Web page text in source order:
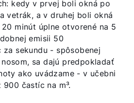
kedy v prvej boli okná po
vetrák, a v druhej boli okná
minút úplne otvorené na 5
emisii 50
sekundu - spôsobenej
sa dajú predpokladať
ako uvádzame - v učebni
častíc na m³.